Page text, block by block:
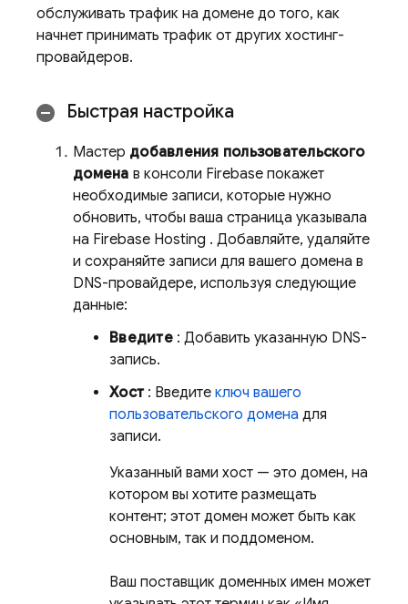
обслуживать трафик на домене до того, как
начнет принимать трафик от других хостинг-
провайдеров.
Быстрая настройка
Мастер добавления пользовательского
домена в консоли Firebaseпокажет
необходимые записи, которые нужно
обновить, чтобы ваша страница указывала
на Firebase Hosting . Добавляйте, удаляйте
и сохраняйте записи для вашего домена в
DNS-провайдере, используя следующие
данные:
Введите: Добавить указанную DNS-
запись.
Хост: Введите ключ вашего
пользовательского домена для
записи.
Указанный вами хост — это домен, на
котором вы хотите размещать
контент; этот домен может быть как
основным, так и поддоменом.
Ваш поставщик доменных имен может